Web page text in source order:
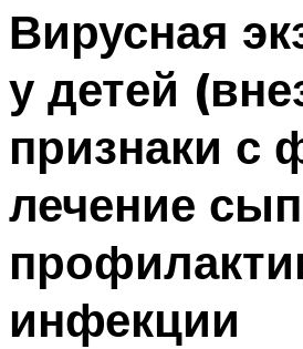
Вирусная
у детей
признаки с
лечение
инфекции